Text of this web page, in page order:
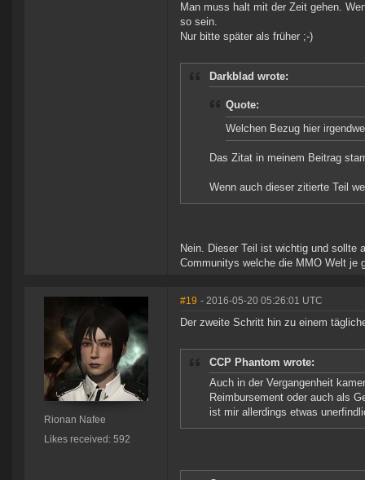
Man muss halt mit der Zeit gehen.
so sein.
Nur bitte später als früher ;-)
Darkblad wrote:
Quote:
Welchen Bezug hier
Das Zitat in meinem Beitrag
Wenn auch dieser zitierte Teil
Nein. Dieser Teil ist wichtig und sollte
Communitys welche die MMO Welt je
Rionan Nafee
Likes received: 592
#19 - 2016-05-20 05:26:01 UTC
Der zweite Schritt hin zu einem
CCP Phantom wrote:
Auch in der Vergangenheit
Reimbursement oder auch als
ist mir allerdings etwas